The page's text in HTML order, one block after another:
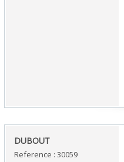
‎DUBOUT‎
Reference : 30059